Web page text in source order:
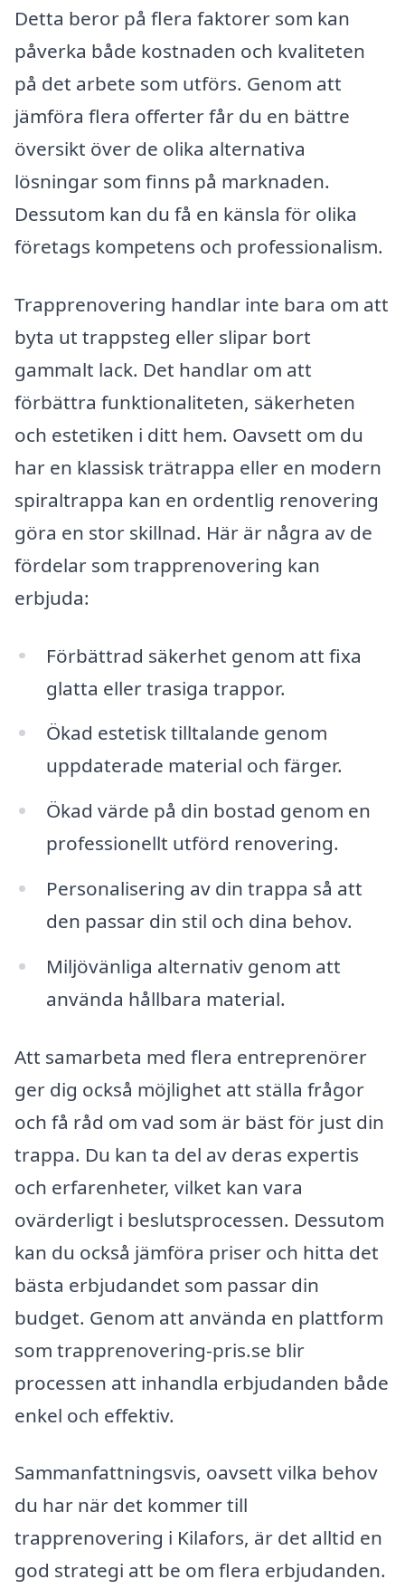
Detta beror på flera faktorer som kan
påverka både kostnaden och kvaliteten
på det arbete som utförs. Genom att
jämföra flera offerter får du en bättre
översikt över de olika alternativa
lösningar som finns på marknaden.
Dessutom kan du få en känsla för olika
företags kompetens och professionalism.
Trapprenovering handlar inte bara om att
byta ut trappsteg eller slipar bort
gammalt lack. Det handlar om att
förbättra funktionaliteten, säkerheten
och estetiken i ditt hem. Oavsett om du
har en klassisk trätrappa eller en modern
spiraltrappa kan en ordentlig renovering
göra en stor skillnad. Här är några av de
fördelar som trapprenovering kan
erbjuda:
Förbättrad säkerhet genom att fixa
glatta eller trasiga trappor.
Ökad estetisk tilltalande genom
uppdaterade material och färger.
Ökad värde på din bostad genom en
professionellt utförd renovering.
Personalisering av din trappa så att
den passar din stil och dina behov.
Miljövänliga alternativ genom att
använda hållbara material.
Att samarbeta med flera entreprenörer
ger dig också möjlighet att ställa frågor
och få råd om vad som är bäst för just din
trappa. Du kan ta del av deras expertis
och erfarenheter, vilket kan vara
ovärderligt i beslutsprocessen. Dessutom
kan du också jämföra priser och hitta det
bästa erbjudandet som passar din
budget. Genom att använda en plattform
som trapprenovering-pris.se blir
processen att inhandla erbjudanden både
enkel och effektiv.
Sammanfattningsvis, oavsett vilka behov
du har när det kommer till
trapprenovering i Kilafors, är det alltid en
god strategi att be om flera erbjudanden.